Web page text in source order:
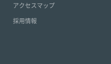
アクセスマップ
採用情報